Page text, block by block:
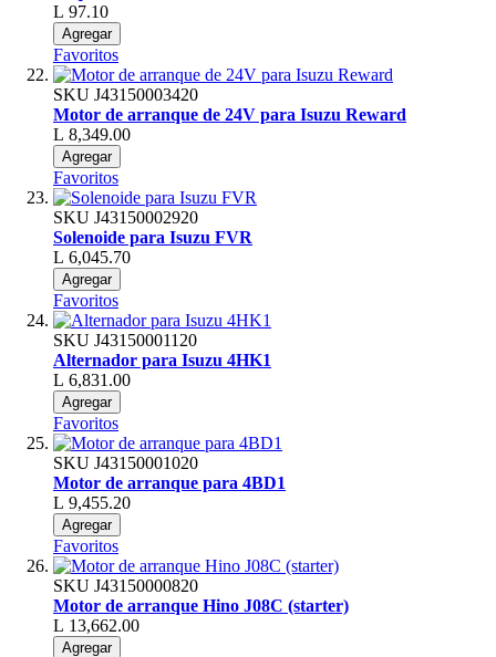
L 97.10
Agregar
Favoritos
SKU J43150003420
Motor de arranque de 24V para Isuzu Reward
L 8,349.00
Agregar
Favoritos
SKU J43150002920
Solenoide para Isuzu FVR
L 6,045.70
Agregar
Favoritos
SKU J43150001120
Alternador para Isuzu 4HK1
L 6,831.00
Agregar
Favoritos
SKU J43150001020
Motor de arranque para 4BD1
L 9,455.20
Agregar
Favoritos
SKU J43150000820
Motor de arranque Hino J08C (starter)
L 13,662.00
Agregar